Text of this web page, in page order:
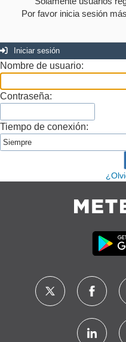
Por favor inicia sesión
Iniciar sesión
Nombre de usuario:
Contraseña:
Tiempo de conexión: